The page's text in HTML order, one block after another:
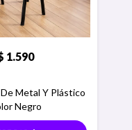
1.590
Metal Y Plástico
Negro